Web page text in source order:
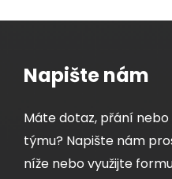
Napište nám
Máte dotaz, přání
týmu? Napište nám
níže nebo využijte